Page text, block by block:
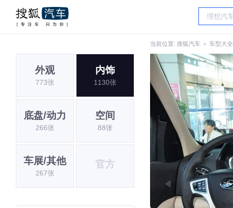
当前位置: 搜狐汽车 ＞ 车型大全
外观
773张
内饰
1130张
底盘/动力
266张
空间
88张
车展/其他
267张
官方